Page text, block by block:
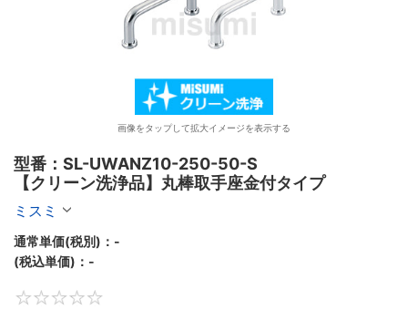
画像をタップして拡大イメージを表示する
型番：SL-UWANZ10-250-50-S
【クリーン洗浄品】丸棒取手座金付タイプ
ミスミ
通常単価(税別)： -
(税込単価)： -